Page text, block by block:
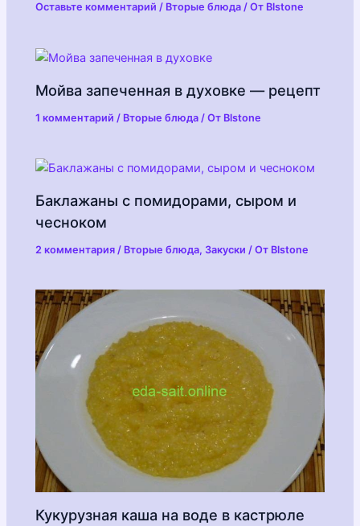
Оставьте комментарий / Вторые блюда / От Blstone
Мойва запеченная в духовке — рецепт
1 комментарий / Вторые блюда / От Blstone
Баклажаны с помидорами, сыром и
чесноком
2 комментария / Вторые блюда, Закуски / От Blstone
Кукурузная каша на воде в кастрюле